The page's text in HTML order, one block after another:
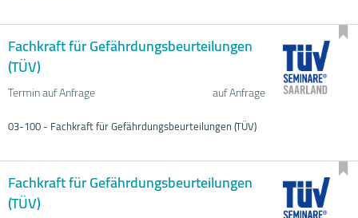
Fachkraft für Gefährdungsbeurteilungen
(TÜV)
Termin auf Anfrage auf Anfrage
03-100 - Fachkraft für Gefährdungsbeurteilungen (TÜV)
Fachkraft für Gefährdungsbeurteilungen
(TÜV)